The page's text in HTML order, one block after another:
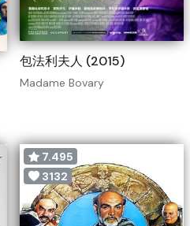
包法利夫人 (2015)
Madame Bovary
7.495
3132